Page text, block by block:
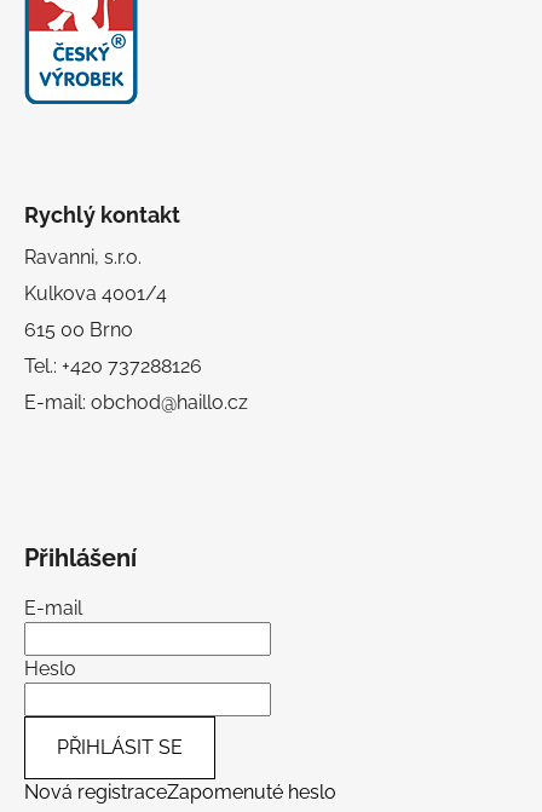
Rychlý kontakt
Ravanni, s.r.o.
Kulkova 4001/4
615 00 Brno
Tel.: +420 737288126
E-mail: obchod@haillo.cz
Přihlášení
E-mail
Heslo
PŘIHLÁSIT SE
Nová registraceZapomenuté heslo